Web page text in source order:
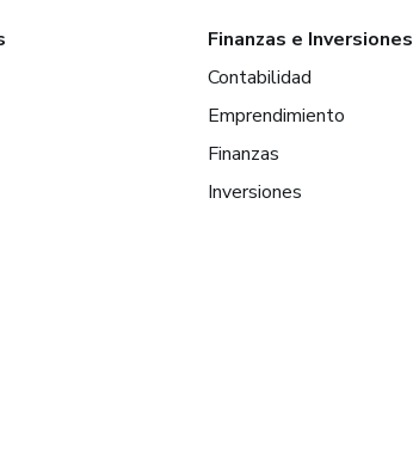
Finanzas e Inversiones
Contabilidad
Emprendimiento
Finanzas
Inversiones